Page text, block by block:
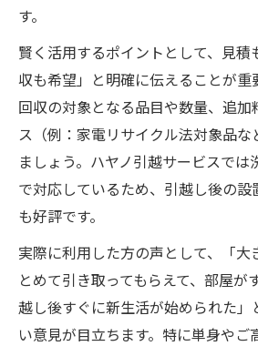
す。
賢く活用するポイントとして、見積
収も希望」と明確に伝えることが重
回収の対象となる品目や数量、追加
ス（例：家電リサイクル法対象品な
ましょう。ハヤノ引越サービスでは
で対応しているため、引越し後の
も好評です。
実際に利用した方の声として、「大
とめて引き取ってもらえて、部屋が
越し後すぐに新生活が始められた」
い意見が目立ちます。特に単身やご